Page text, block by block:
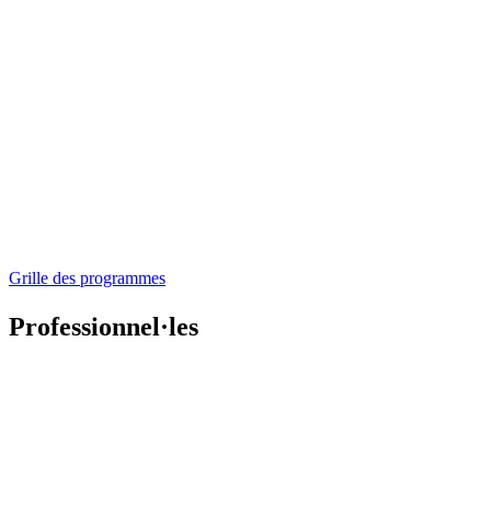
Grille des programmes
Professionnel·les